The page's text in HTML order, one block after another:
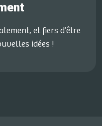
et fiers d’être
idées !